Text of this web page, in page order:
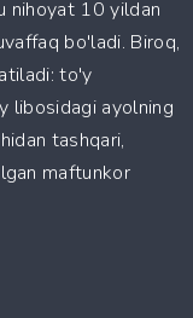
nihoyat 10 yildan
bo'ladi. Biroq,
to'y
libosidagi ayolning
tashqari,
maftunkor